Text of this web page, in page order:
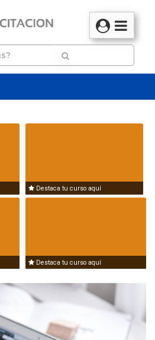
Destaca tu curso aquí
Destaca tu curso aquí